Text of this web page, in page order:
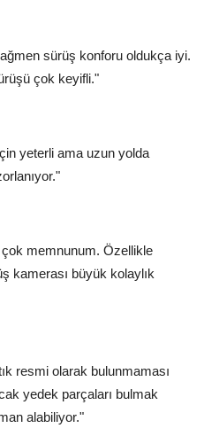
sürüş konforu oldukça iyi.
çok keyifli."
yeterli ama uzun yolda
memnunum. Özellikle
kamerası büyük kolaylık
resmi olarak bulunmaması
yedek parçaları bulmak
alabiliyor."